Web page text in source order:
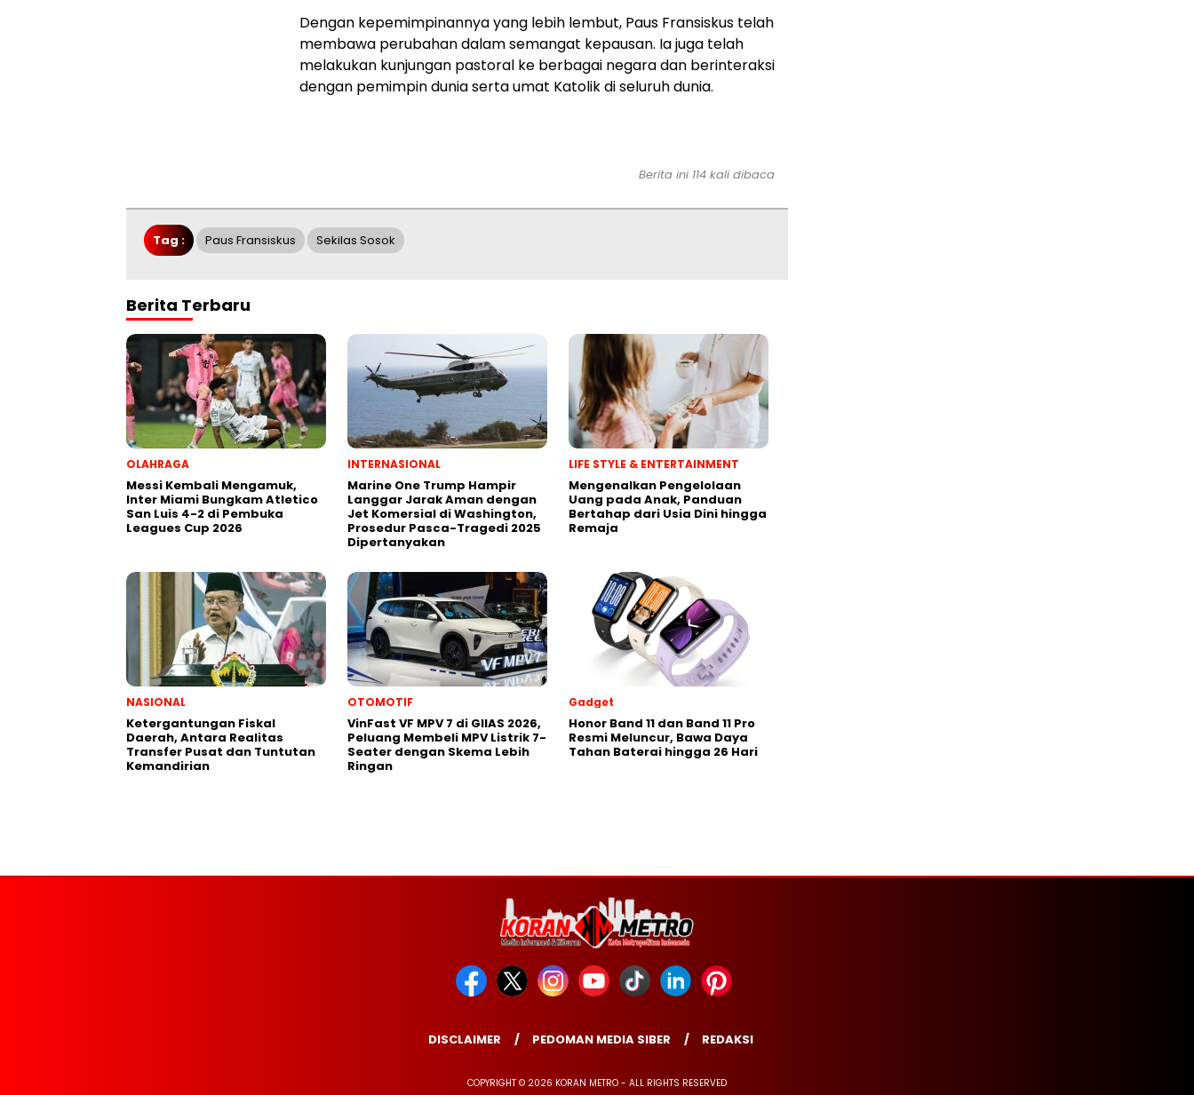
Dengan kepemimpinannya yang lebih lembut, Paus Fransiskus telah
membawa perubahan dalam semangat kepausan. Ia juga telah
melakukan kunjungan pastoral ke berbagai negara dan berinteraksi
dengan pemimpin dunia serta umat Katolik di seluruh dunia.
Berita ini 114 kali dibaca
Tag : Paus Fransiskus Sekilas Sosok
Berita Terbaru
OLAHRAGA
Messi Kembali Mengamuk,
Inter Miami Bungkam Atletico
San Luis 4-2 di Pembuka
Leagues Cup 2026
INTERNASIONAL
Marine One Trump Hampir
Langgar Jarak Aman dengan
Jet Komersial di Washington,
Prosedur Pasca-Tragedi 2025
Dipertanyakan
LIFE STYLE & ENTERTAINMENT
Mengenalkan Pengelolaan
Uang pada Anak, Panduan
Bertahap dari Usia Dini hingga
Remaja
NASIONAL
Ketergantungan Fiskal
Daerah, Antara Realitas
Transfer Pusat dan Tuntutan
Kemandirian
OTOMOTIF
VinFast VF MPV 7 di GIIAS 2026,
Peluang Membeli MPV Listrik 7-
Seater dengan Skema Lebih
Ringan
Gadget
Honor Band 11 dan Band 11 Pro
Resmi Meluncur, Bawa Daya
Tahan Baterai hingga 26 Hari
DISCLAIMER PEDOMAN MEDIA SIBER REDAKSI
COPYRIGHT © 2026 KORAN METRO - ALL RIGHTS RESERVED